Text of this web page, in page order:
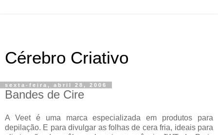
Cérebro Criativo
sexta-feira, abril 28, 2006
Bandes de Cire
A Veet é uma marca especializada em produtos para
depilação. E para divulgar as folhas de cera fria, ideais para